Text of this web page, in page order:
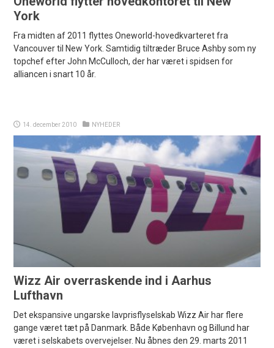
York
Fra midten af 2011 flyttes Oneworld-hovedkvarteret fra
Vancouver til New York. Samtidig tiltræder Bruce Ashby som ny
topchef efter John McCulloch, der har været i spidsen for
alliancen i snart 10 år.
14. december 2010 NYHEDER
Wizz Air overraskende ind i Aarhus
Lufthavn
Det ekspansive ungarske lavprisflyselskab Wizz Air har flere
gange været tæt på Danmark. Både København og Billund har
været i selskabets overvejelser. Nu åbnes den 29. marts 2011